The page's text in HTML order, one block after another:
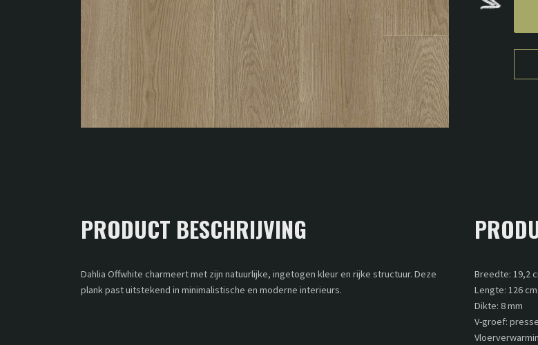
PRODUCT BESCHRIJVING
Dahlia Offwhite charmeert met zijn natuurlijke, ingetogen kleur en rijke structuur. Deze
plank past uitstekend in minimalistische en moderne interieurs.
Breedte: 19,2
Lengte: 126 cm
Dikte: 8 mm
V-groef: